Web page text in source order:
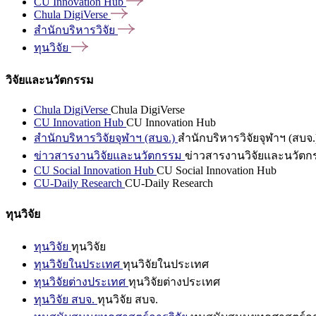
Chula DigiVerse
สำนักบริหารวิจัย
ทุนวิจัย
วิจัยและนวัตกรรม
Chula DigiVerse Chula DigiVerse
CU Innovation Hub CU Innovation Hub
สำนักบริหารวิจัยจุฬาฯ (สบจ.) สำนักบริหารวิจัยจุฬาฯ (สบจ
ข่าวสารงานวิจัยและนวัตกรรม ข่าวสารงานวิจัยและนวัตก
CU Social Innovation Hub CU Social Innovation Hub
CU-Daily Research CU-Daily Research
ทุนวิจัย
ทุนวิจัย ทุนวิจัย
ทุนวิจัยในประเทศ ทุนวิจัยในประเทศ
ทุนวิจัยต่างประเทศ ทุนวิจัยต่างประเทศ
ทุนวิจัย สบจ. ทุนวิจัย สบจ.